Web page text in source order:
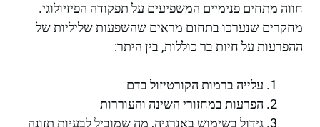
חווה מתחים פנימיים המשפיעים על תפקודה הפיזיולוגי.
מחקרים שנערכו בתחום מראים שהשפעות שליליות של
ההפרעות על חיות בר כוללות, בין היתר:
עלייה ברמות הקורטיזול בדם
הפרעות במחזורי השינה והעוררות
גידול בשימוש באנרגיה, מה שמוביל לבעיות תזונה